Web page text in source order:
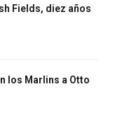
Fields, diez años
los Marlins a Otto